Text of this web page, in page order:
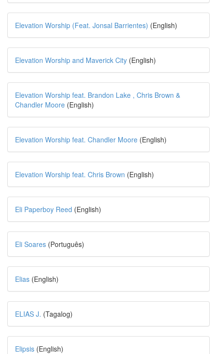
Elevation Worship (Feat. Jonsal Barrientes) (English)
Elevation Worship and Maverick City (English)
Elevation Worship feat. Brandon Lake , Chris Brown &
Chandler Moore (English)
Elevation Worship feat. Chandler Moore (English)
Elevation Worship feat. Chris Brown (English)
Eli Paperboy Reed (English)
Eli Soares (Português)
Elias (English)
ELIAS J. (Tagalog)
Elipsis (English)